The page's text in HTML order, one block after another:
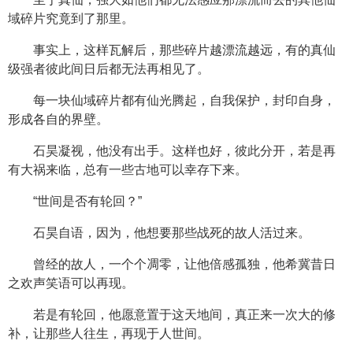
域碎片究竟到了那里。
事实上，这样瓦解后，那些碎片越漂流越远，有的真仙
级强者彼此间日后都无法再相见了。
每一块仙域碎片都有仙光腾起，自我保护，封印自身，
形成各自的界壁。
石昊凝视，他没有出手。这样也好，彼此分开，若是再
有大祸来临，总有一些古地可以幸存下来。
“世间是否有轮回？”
石昊自语，因为，他想要那些战死的故人活过来。
曾经的故人，一个个凋零，让他倍感孤独，他希冀昔日
之欢声笑语可以再现。
若是有轮回，他愿意置于这天地间，真正来一次大的修
补，让那些人往生，再现于人世间。